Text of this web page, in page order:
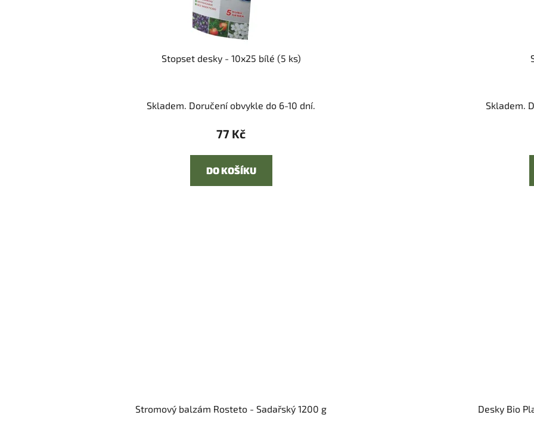
Stopset desky - 10x25 bílé (5 ks)
Skladem. Doručení obvykle do 6-10 dní.
77 Kč
DO KOŠÍKU
Skladem.
Stromový balzám Rosteto - Sadařský 1200 g Desky Bio